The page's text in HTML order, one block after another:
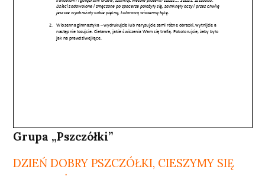
Grupa „Pszczółki”
DZIEŃ DOBRY PSZCZÓŁKI, CIESZYMY SIĘ